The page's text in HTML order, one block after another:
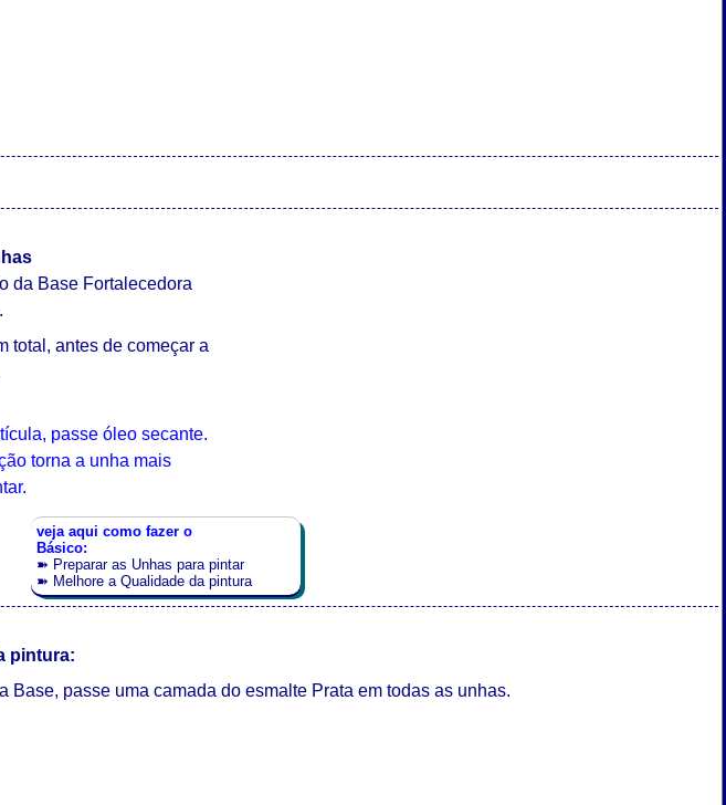
da Base Fortalecedora
total, antes de começar a
passe óleo secante.
torna a unha mais
veja aqui como fazer o
Básico:
➽ Preparar as Unhas para pintar
➽ Melhore a Qualidade da pintura
pintura:
Base, passe uma camada do esmalte Prata em todas as unhas.